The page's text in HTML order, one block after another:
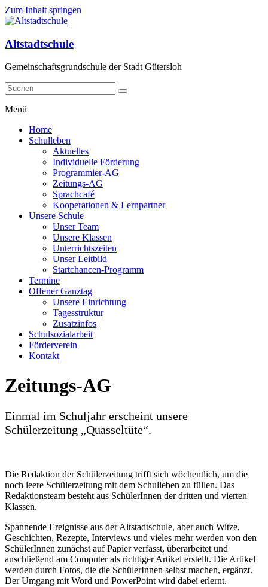
Zum Inhalt springen
Altstadtschule
Gemeinschaftsgrundschule der Stadt Gütersloh
Menü
Home
Schulleben
Aktuelles
Individuelle Förderung
Programmier-AG
Zeitungs-AG
Sprachcafé
Kooperationen & Lernpartner
Unsere Schule
Unser Team
Unsere Klassen
Unterrichtszeiten
Unser Leitbild
Startchancen-Programm
Termine
Offener Ganztag
Unsere Einrichtung
Tagesstruktur
Zusatzinfos
Schulsozialarbeit
Förderverein
Kontakt
Zeitungs-AG
Einmal im Schuljahr erscheint unsere
Schülerzeitung „Quasseltüte“.
Die Redaktion der Schülerzeitung trifft sich wöchentlich, um die
noch leere Schülerzeitung mit dem Schulleben zu füllen. Das
Redaktionsteam besteht aus SchülerInnen der dritten und vierten
Klassen.
Spannende Ereignisse aus der Altstadtschule, aber auch Witze,
Geschichten, Rezepte, Interviews und vieles mehr werden von den
SchülerInnen zunächst auf Papier verfasst, überarbeitet und
anschließend am Computer als richtiger Artikel erstellt. Die Artikel
werden durch Fotos, die die SchülerInnen selbst machen, ergänzt.
Der Umgang mit Word und PowerPoint wird dabei erlernt.